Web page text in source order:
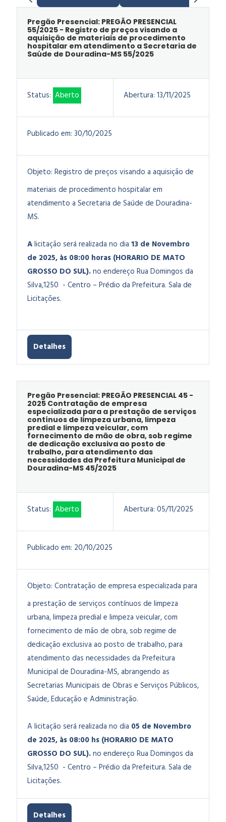
Pregão Presencial: PREGÃO PRESENCIAL
55/2025 - Registro de preços visando a
aquisição de materiais de procedimento
hospitalar em atendimento a Secretaria de
Saúde de Douradina-MS 55/2025
Status: Aberto Abertura: 13/11/2025
Publicado em: 30/10/2025
Objeto: Registro de preços visando a aquisição de
materiais de procedimento hospitalar em
atendimento a Secretaria de Saúde de Douradina-
MS.
Alicitação será realizada no dia 13 de Novembro
de 2025, às 08:00 horas (HORARIO DE MATO
GROSSO DO SUL).no endereço Rua Domingos da
Silva,1250 - Centro – Prédio da Prefeitura. Sala de
Licitações.
Detalhes
Pregão Presencial: PREGÃO PRESENCIAL 45 -
2025 Contratação de empresa
especializada para a prestação de serviços
contínuos de limpeza urbana, limpeza
predial e limpeza veicular, com
fornecimento de mão de obra, sob regime
de dedicação exclusiva ao posto de
trabalho, para atendimento das
necessidades da Prefeitura Municipal de
Douradina-MS 45/2025
Status: Aberto Abertura: 05/11/2025
Publicado em: 20/10/2025
Objeto: Contratação de empresa especializada para
a prestação de serviços contínuos de limpeza
urbana, limpeza predial e limpeza veicular, com
fornecimento de mão de obra, sob regime de
dedicação exclusiva ao posto de trabalho, para
atendimento das necessidades da Prefeitura
Municipal de Douradina-MS, abrangendo as
Secretarias Municipais de Obras e Serviços Públicos,
Saúde, Educação e Administração.
A licitação será realizada no dia 05 de Novembro
de 2025, às 08:00 hs (HORARIO DE MATO
GROSSO DO SUL).no endereço Rua Domingos da
Silva,1250 - Centro – Prédio da Prefeitura. Sala de
Licitações.
Detalhes